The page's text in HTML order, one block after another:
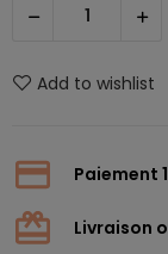
Add to wishlist
Paiement
Livraison